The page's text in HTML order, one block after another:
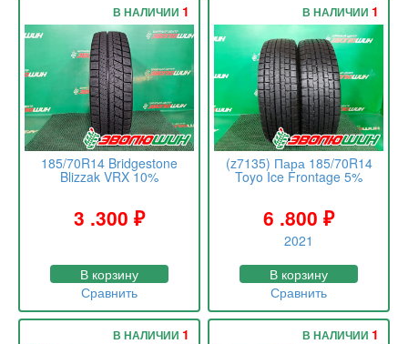
185/70R14 Bridgestone
Blizzak VRX 10%
3 .300 ₽
В НАЛИЧИИ 1
В корзину
Сравнить
(z7135) Пара 185/70R14
Toyo Ice Frontage 5%
6 .800₽
2021
В НАЛИЧИИ 1
В корзину
Сравнить
В НАЛИЧИИ 1 В НАЛИЧИИ 1